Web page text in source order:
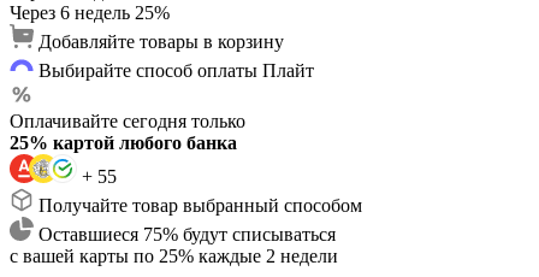
Через 6 недель 25%
Добавляйте товары в корзину
Выбирайте способ оплаты Плайт
Оплачивайте сегодня только
25% картой любого банка
+ 55
Получайте товар выбранный способом
Оставшиеся 75% будут списываться
с вашей карты по 25% каждые 2 недели